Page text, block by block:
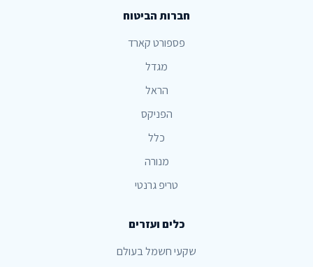
חברות הביטוח
פספורט קארד
מגדל
הראל
הפניקס
כלל
מנורה
טריפ גרנטי
כלים ועזרים
שקעי חשמל בעולם